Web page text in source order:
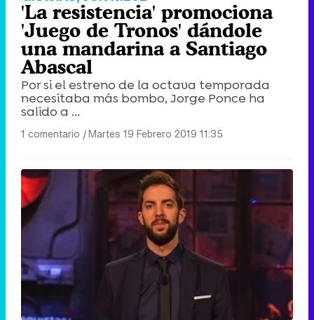
'La resistencia' promociona
'Juego de Tronos' dándole
una mandarina a Santiago
Abascal
Por si el estreno de la octava temporada
necesitaba más bombo, Jorge Ponce ha
salido a ...
1 comentario |Martes 19 Febrero 2019 11:35